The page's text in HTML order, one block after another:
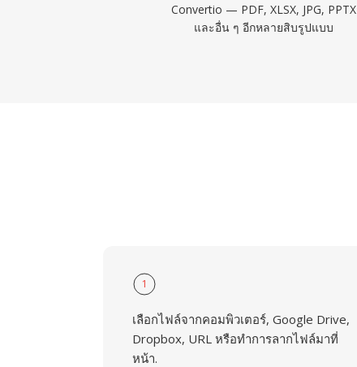
Convertio — PDF, XLSX, JPG, PPTX
และอื่น ๆ อีกหลายสิบรูปแบบ
1
เลือกไฟล์จากคอมพิวเตอร์, Google Drive,
Dropbox, URL หรือทำการลากไฟล์มาที่
หน้า.